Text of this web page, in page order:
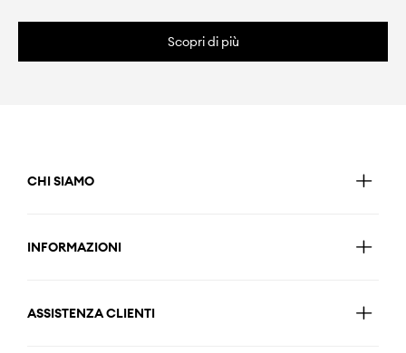
Scopri di più
CHI SIAMO
INFORMAZIONI
ASSISTENZA CLIENTI